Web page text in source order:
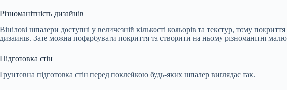
Різноманітність дизайнів
Вінілові шпалери доступні у величезній кількості кольорів та текстур, тому
дизайнів. Зате можна пофарбувати покриття та створити на ньому різноманітні
Підготовка стін
Ґрунтовна підготовка стін перед поклейкою будь-яких шпалер виглядає так.